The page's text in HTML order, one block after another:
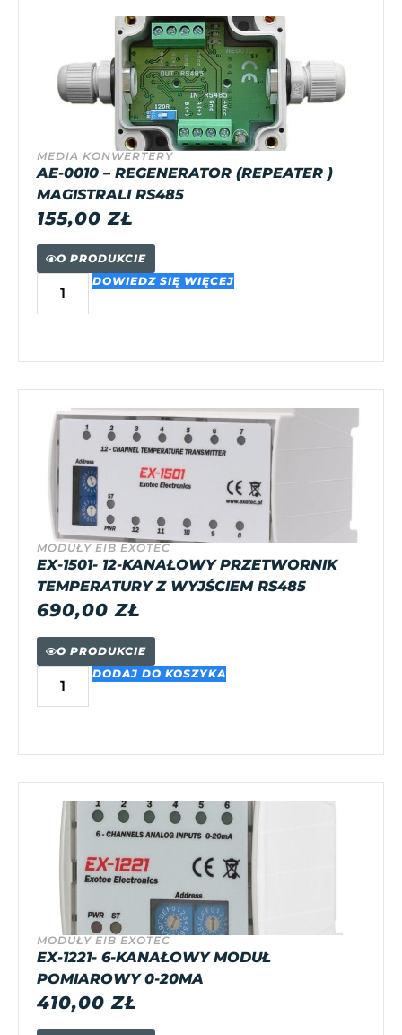
MEDIA KONWERTERY
AE-0010 – REGENERATOR (REPEATER )
MAGISTRALI RS485
155,00ZŁ
O PRODUKCIE
DOWIEDZ SIĘ WIĘCEJ
MODUŁY EIB EXOTEC
EX-1501- 12-KANAŁOWY PRZETWORNIK
TEMPERATURY Z WYJŚCIEM RS485
690,00ZŁ
O PRODUKCIE
DODAJ DO KOSZYKA
MODUŁY EIB EXOTEC
EX-1221- 6-KANAŁOWY MODUŁ
POMIAROWY 0-20MA
410,00ZŁ